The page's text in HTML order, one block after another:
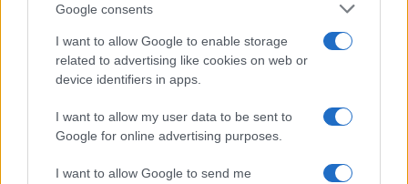
Google consents
I want to allow Google to enable storage
related to advertising like cookies on web or
device identifiers in apps.
I want to allow my user data to be sent to
Google for online advertising purposes.
I want to allow Google to send me
Leggi i commenti
SEDUTE SATIRICHE
Vignetta del 04/08/2026